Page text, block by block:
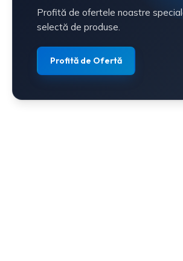
Profită de ofertele noastre
selectă de produse.
Profită de Ofertă